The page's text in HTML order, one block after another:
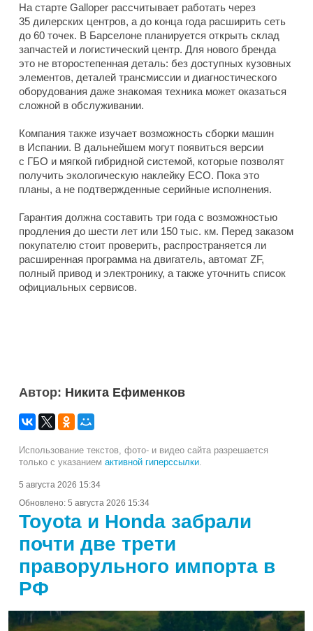
На старте Galloper рассчитывает работать через
35 дилерских центров, а до конца года расширить сеть
до 60 точек. В Барселоне планируется открыть склад
запчастей и логистический центр. Для нового бренда
это не второстепенная деталь: без доступных кузовных
элементов, деталей трансмиссии и диагностического
оборудования даже знакомая техника может оказаться
сложной в обслуживании.
Компания также изучает возможность сборки машин
в Испании. В дальнейшем могут появиться версии
с ГБО и мягкой гибридной системой, которые позволят
получить экологическую наклейку ECO. Пока это
планы, а не подтвержденные серийные исполнения.
Гарантия должна составить три года с возможностью
продления до шести лет или 150 тыс. км. Перед заказом
покупателю стоит проверить, распространяется ли
расширенная программа на двигатель, автомат ZF,
полный привод и электронику, а также уточнить список
официальных сервисов.
Автор: Никита Ефименков
Использование текстов, фото- и видео сайта разрешается
только с указанием активной гиперссылки
5 августа 2026 15:34
Обновлено: 5 августа 2026 15:34
Toyota и Honda забрали
почти две трети
праворульного импорта в
РФ